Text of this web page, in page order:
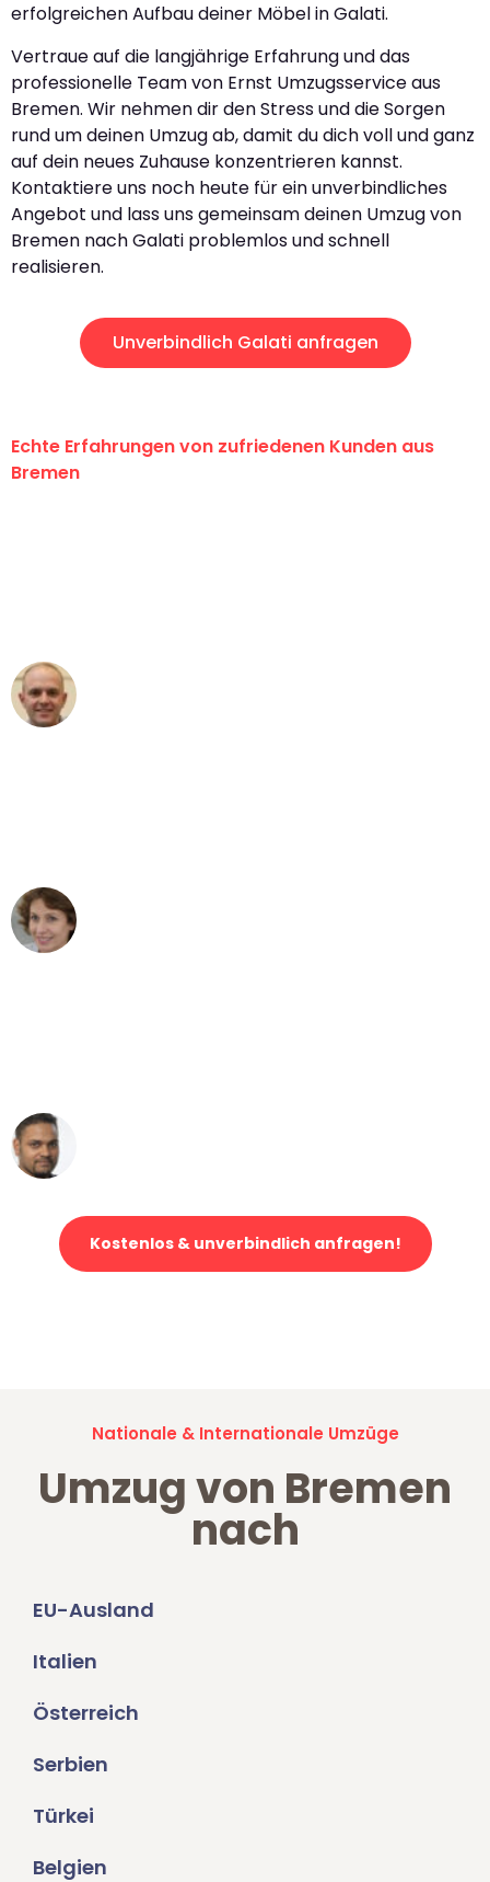
erfolgreichen Aufbau deiner Möbel in Galati.
Vertraue auf die langjährige Erfahrung und das
professionelle Team von Ernst Umzugsservice aus
Bremen. Wir nehmen dir den Stress und die Sorgen
rund um deinen Umzug ab, damit du dich voll und ganz
auf dein neues Zuhause konzentrieren kannst.
Kontaktiere uns noch heute für ein unverbindliches
Angebot und lass uns gemeinsam deinen Umzug von
Bremen nach Galati problemlos und schnell
realisieren.
Unverbindlich Galati anfragen
Echte Erfahrungen von zufriedenen Kunden aus
Bremen
Kostenlos & unverbindlich anfragen!
Nationale & Internationale Umzüge
Umzug von Bremen
nach
EU-Ausland
Italien
Österreich
Serbien
Türkei
Belgien